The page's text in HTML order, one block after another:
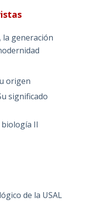
la generación
origen
significado
biología II
de la USAL